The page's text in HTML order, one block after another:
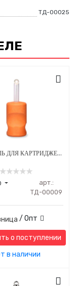
ТД-00025
ДЕРЖАТЕЛЬ ДЛЯ КАРТРИДЖЕЙ EZ TATTOO 28 ММ ОДНОРАЗОВЫЙ СТЕРИЛЬНЫЙ ОРАНЖЕВЫЙ
арт.:
ТД-00009
/ Опт
о поступлении
в наличии